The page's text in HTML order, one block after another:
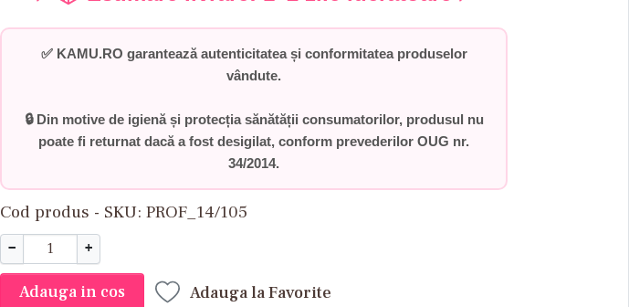
✅ KAMU.RO garantează autenticitatea și conformitatea produselor
vândute.
🔒 Din motive de igienă și protecția sănătății consumatorilor, produsul nu
poate fi returnat dacă a fost desigilat, conform prevederilor OUG nr.
34/2014.
Cod produs - SKU PROF_14/105
− +
Adauga in cos Adauga la Favorite